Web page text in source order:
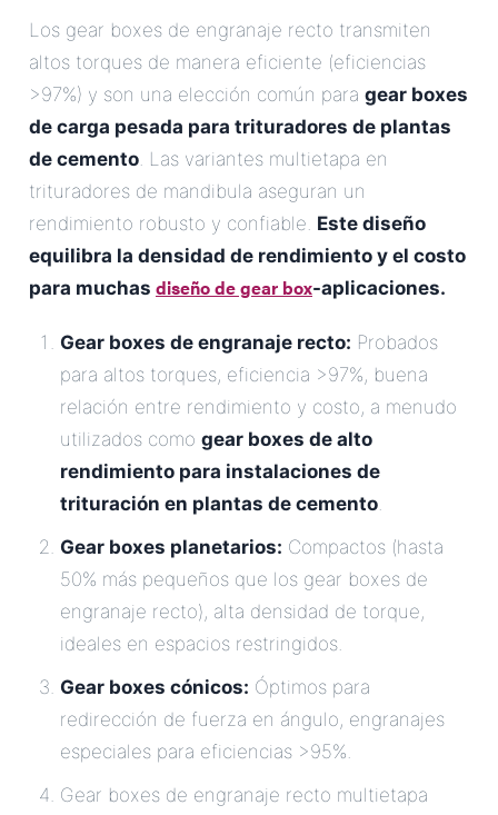
Los gear boxes de engranaje recto transmiten
altos torques de manera eficiente (eficiencias
>97%) y son una elección común para gear boxes
de carga pesada para trituradores de plantas
de cemento. Las variantes multietapa en
trituradores de mandibula aseguran un
rendimiento robusto y confiable. Este diseño
equilibra la densidad de rendimiento y el costo
para muchas diseño de gear box-aplicaciones.
Gear boxes de engranaje recto: Probados
para altos torques, eficiencia >97%, buena
relación entre rendimiento y costo, a menudo
utilizados como gear boxes de alto
rendimiento para instalaciones de
trituración en plantas de cemento.
Gear boxes planetarios: Compactos (hasta
50% más pequeños que los gear boxes de
engranaje recto), alta densidad de torque,
ideales en espacios restringidos.
Gear boxes cónicos: Óptimos para
redirección de fuerza en ángulo, engranajes
especiales para eficiencias >95%.
Gear boxes de engranaje recto multietapa